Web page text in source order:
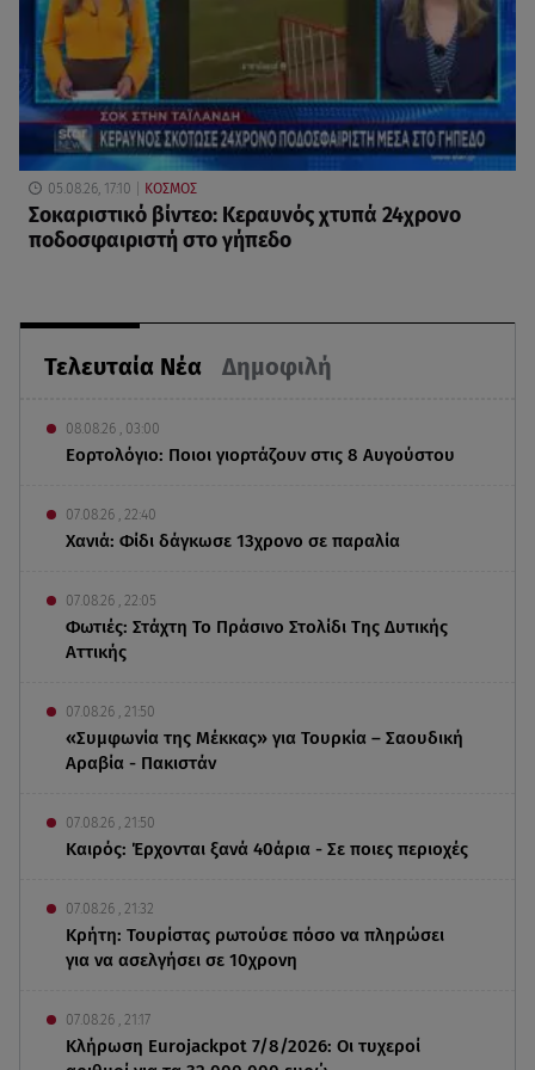
Τελευταία Νέα Δημοφιλή
08.08.26 , 03:00
Εορτολόγιο: Ποιοι γιορτάζουν στις 8 Αυγούστου
07.08.26 , 22:40
Χανιά: Φίδι δάγκωσε 13χρονο σε παραλία
07.08.26 , 22:05
Φωτιές: Στάχτη Το Πράσινο Στολίδι Της Δυτικής
Αττικής
07.08.26 , 21:50
«Συμφωνία της Μέκκας» για Τουρκία – Σαουδική
Αραβία - Πακιστάν
07.08.26 , 21:50
Καιρός: Έρχονται ξανά 40άρια - Σε ποιες περιοχές
07.08.26 , 21:32
Κρήτη: Τουρίστας ρωτούσε πόσο να πληρώσει
για να ασελγήσει σε 10χρονη
07.08.26 , 21:17
Κλήρωση Eurojackpot 7/8/2026: Οι τυχεροί
05.08.26, 17:10 ΚΟΣΜΟΣ
Σοκαριστικό βίντεο: Κεραυνός χτυπά 24χρονο
ποδοσφαιριστή στο γήπεδο